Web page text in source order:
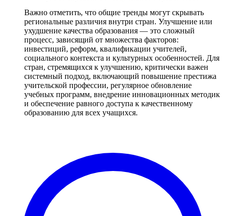
Важно отметить, что общие тренды могут скрывать
региональные различия внутри стран. Улучшение или
ухудшение качества образования — это сложный
процесс, зависящий от множества факторов:
инвестиций, реформ, квалификации учителей,
социального контекста и культурных особенностей. Для
стран, стремящихся к улучшению, критически важен
системный подход, включающий повышение престижа
учительской профессии, регулярное обновление
учебных программ, внедрение инновационных методик
и обеспечение равного доступа к качественному
образованию для всех учащихся.